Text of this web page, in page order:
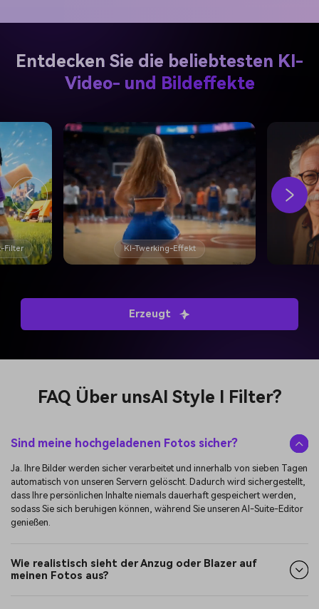
Entdecken Sie die beliebtesten KI-
Video- und Bildeffekte
Filter KI-Twerking-Effekt
Erzeugt
FAQ Über unsAI Style I Filter?
Sind meine hochgeladenen Fotos sicher?
Ja. Ihre Bilder werden sicher verarbeitet und innerhalb von sieben Tagen
automatisch von unseren Servern gelöscht. Dadurch wird sichergestellt,
dass Ihre persönlichen Inhalte niemals dauerhaft gespeichert werden,
sodass Sie sich beruhigen können, während Sie unseren AI-Suite-Editor
genießen.
Wie realistisch sieht der Anzug oder Blazer auf
meinen Fotos aus?